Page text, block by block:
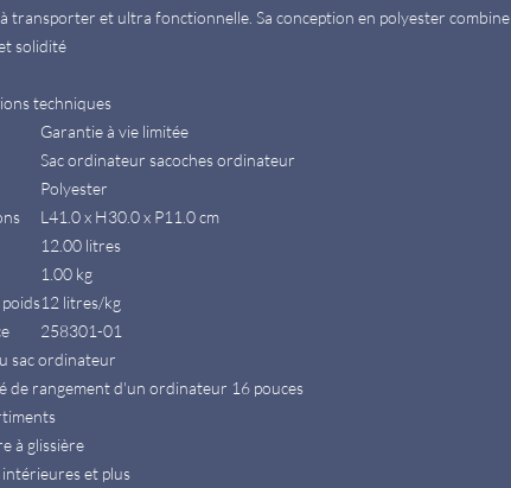
transporter et ultra fonctionnelle. Sa conception en polyester combine
solidité
techniques
Garantie à vie limitée
Sac ordinateur sacoches ordinateur
Polyester
L41.0 x H30.0 x P11.0 cm
12.00 litres
1.00 kg
12 litres/kg
258301-01
sac ordinateur
de rangement d'un ordinateur 16 pouces
à glissière
intérieures et plus